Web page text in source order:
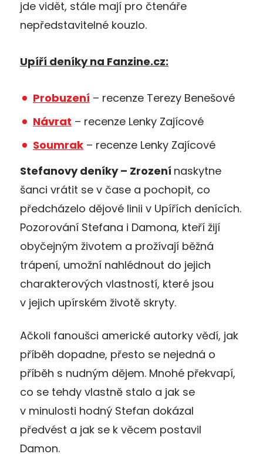
jde vidět, stále mají pro čtenáře
nepředstavitelné kouzlo.
Upíří deníky na Fanzine.cz:
Probuzení – recenze Terezy Benešové
Návrat – recenze Lenky Zajícové
Soumrak – recenze Lenky Zajícové
Stefanovy deníky – Zrození naskytne
šanci vrátit se v čase a pochopit, co
předcházelo dějové linii v Upířích denících.
Pozorování Stefana i Damona, kteří žijí
obyčejným životem a prožívají běžná
trápení, umožní nahlédnout do jejich
charakterových vlastností, které jsou
v jejich upírském životě skryty.
Ačkoli fanoušci americké autorky vědí, jak
příběh dopadne, přesto se nejedná o
příběh s nudným dějem. Mnohé překvapí,
co se tehdy vlastně stalo a jak se
v minulosti hodný Stefan dokázal
předvést a jak se k věcem postavil
Damon.